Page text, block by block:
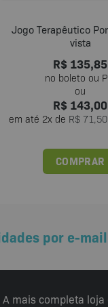
Jogo Terapêutico
vista
R$ 135,85
R$ 143,00
em até 2x de R$71,50
COMPRAR
por e-
A mais completa